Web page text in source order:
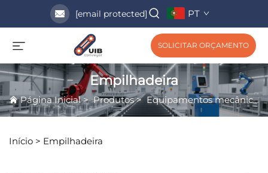
[email protected] PT
SOLICITAR ORÇAMENTO
Empilhadeira
Página Inicial>Produtos>Equipamentos mecânicos
Início > Empilhadeira